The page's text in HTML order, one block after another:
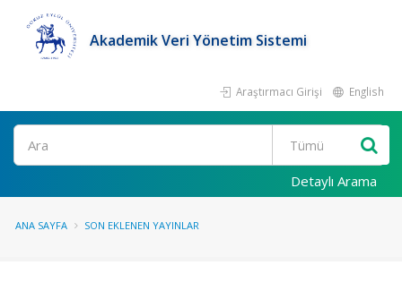
Akademik Veri Yönetim Sistemi
Araştırmacı Girişi English
Ara
Detaylı Arama
ANA SAYFA SON EKLENEN YAYINLAR